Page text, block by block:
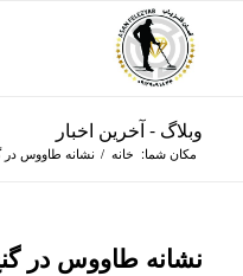
وبلاگ - آخرین اخبار
مکان شما: خانه / نشانه طاووس در
نشانه طاووس در